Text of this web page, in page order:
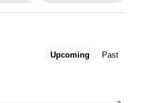
Upcoming Past